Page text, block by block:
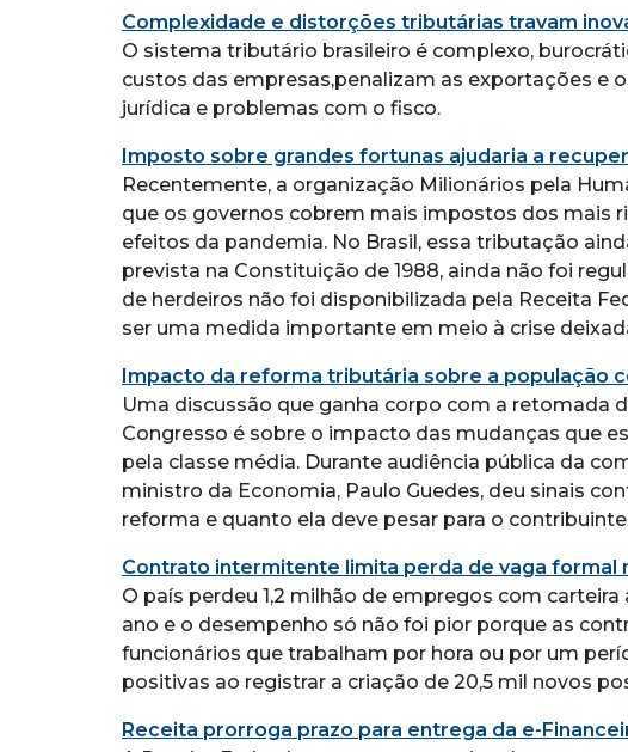
Complexidade e distorções tributárias travam
O sistema tributário brasileiro é complexo,
custos das empresas,penalizam as exportações e
jurídica e problemas com o fisco.
Imposto sobre grandes fortunas ajudaria a
Recentemente, a organização Milionários pela
que os governos cobrem mais impostos dos mais
efeitos da pandemia. No Brasil, essa tributação
prevista na Constituição de 1988, ainda não foi
de herdeiros não foi disponibilizada pela Receita
ser uma medida importante em meio à crise
Impacto da reforma tributária sobre a população
Uma discussão que ganha corpo com a retomada
Congresso é sobre o impacto das mudanças que
pela classe média. Durante audiência pública da
ministro da Economia, Paulo Guedes, deu sinais
reforma e quanto ela deve pesar para o
Contrato intermitente limita perda de vaga formal
O país perdeu 1,2 milhão de empregos com
ano e o desempenho só não foi pior porque as
funcionários que trabalham por hora ou por um
positivas ao registrar a criação de 20,5 mil novos
Receita prorroga prazo para entrega da e-